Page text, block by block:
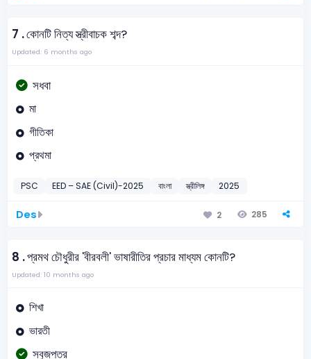
7 .কোনটি নিত্য স্ত্রীবাচক শব্দ?
Updated: 6 months ago
সধবা
মা
গীতিকা
প্রথমা
PSC EED – SAE (Civil)-2025 বাংলা স্ত্রীলিঙ্গ 2025
Des 2 285
8 .প্রমথ চৌধুরীর 'বীরবলী' ভাষারীতির প্রচার মাধ্যম কোনটি?
Updated: 10 months ago
শিখা
ভারতী
সবুজপত্র